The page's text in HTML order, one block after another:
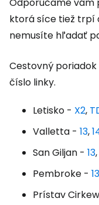
ktorá síce tiež trpí
nemusíte hľadať
Cestovný
číslo linky.
Letisko - X2,
Valletta - 13,
San Giljan - 13,
Pembroke - 13
Prístav